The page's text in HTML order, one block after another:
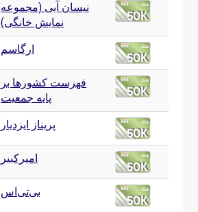
نیسان آبی (مجموعه
نمایش خانگی)
ارگاسم
فهرست کشورها بر
پایه جمعیت
پریناز ایزدیار
امیرکبیر
بی‌تی‌اس